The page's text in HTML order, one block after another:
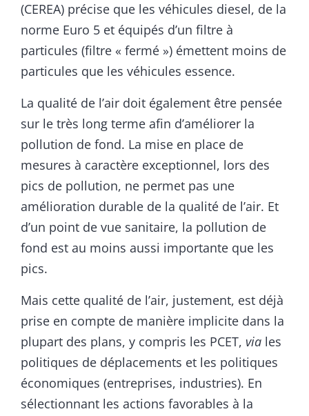
(CEREA) précise que les véhicules diesel, de la
norme Euro 5 et équipés d’un filtre à
particules (filtre « fermé ») émettent moins de
particules que les véhicules essence.
La qualité de l’air doit également être pensée
sur le très long terme afin d’améliorer la
pollution de fond. La mise en place de
mesures à caractère exceptionnel, lors des
pics de pollution, ne permet pas une
amélioration durable de la qualité de l’air. Et
d’un point de vue sanitaire, la pollution de
fond est au moins aussi importante que les
pics.
Mais cette qualité de l’air, justement, est déjà
prise en compte de manière implicite dans la
plupart des plans, y compris les PCET, via les
politiques de déplacements et les politiques
économiques (entreprises, industries). En
sélectionnant les actions favorables à la